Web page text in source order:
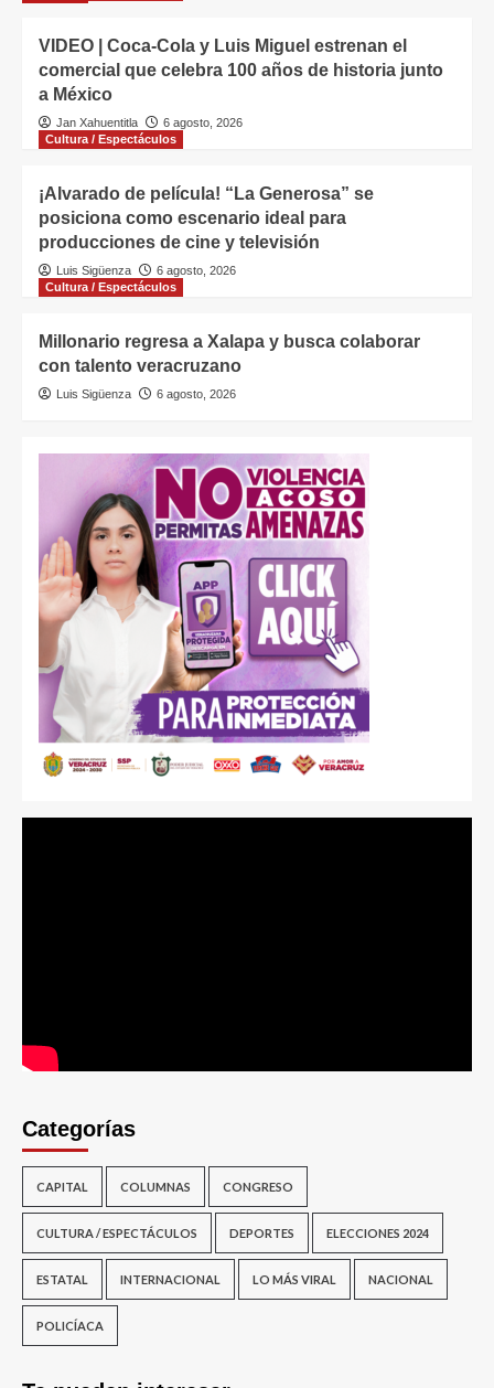
VIDEO | Coca-Cola y Luis Miguel estrenan el
comercial que celebra 100 años de historia junto
a México
Jan Xahuentitla
6 agosto, 2026
Cultura / Espectáculos
¡Alvarado de película! “La Generosa” se
posiciona como escenario ideal para
producciones de cine y televisión
Luis Sigüenza
6 agosto, 2026
Cultura / Espectáculos
Millonario regresa a Xalapa y busca colaborar
con talento veracruzano
Luis Sigüenza 6 agosto, 2026
Categorías
CAPITAL COLUMNAS CONGRESO
CULTURA / ESPECTÁCULOS DEPORTES ELECCIONES 2024
ESTATAL INTERNACIONAL LO MÁS VIRAL NACIONAL
POLICÍACA